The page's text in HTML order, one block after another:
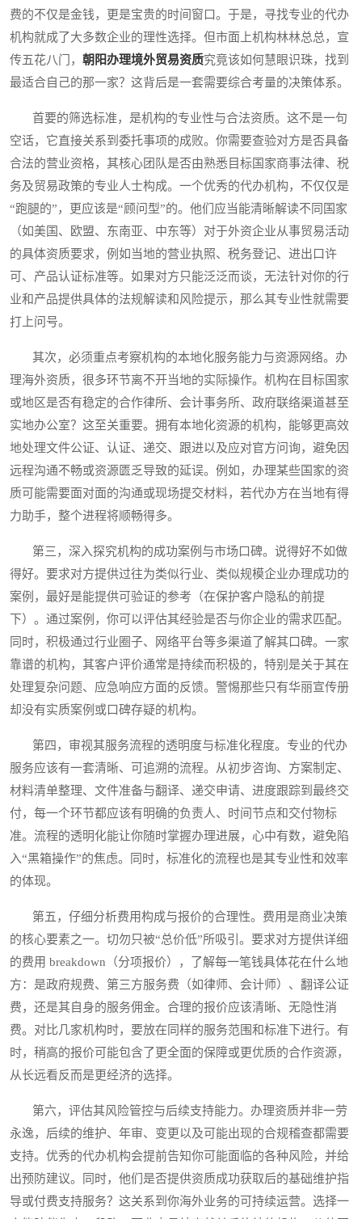
费的不仅是金钱，更是宝贵的时间窗口。于是，寻找专业的代办
机构就成了大多数企业的理性选择。但市面上机构林林总总，宣
传五花八门， 朝阳办理境外贸易资质究竟该如何慧眼识珠，找到
最适合自己的那一家？这背后是一套需要综合考量的决策体系。
首要的筛选标准，是机构的专业性与合法资质。这不是一句
空话，它直接关系到委托事项的成败。你需要查验对方是否具备
合法的营业资格，其核心团队是否由熟悉目标国家商事法律、税
务及贸易政策的专业人士构成。一个优秀的代办机构，不仅仅是
“跑腿的”，更应该是“顾问型”的。他们应当能清晰解读不同国家
（如美国、欧盟、东南亚、中东等）对于外资企业从事贸易活动
的具体资质要求，例如当地的营业执照、税务登记、进出口许
可、产品认证标准等。如果对方只能泛泛而谈，无法针对你的行
业和产品提供具体的法规解读和风险提示，那么其专业性就需要
打上问号。
其次，必须重点考察机构的本地化服务能力与资源网络。办
理海外资质，很多环节离不开当地的实际操作。机构在目标国家
或地区是否有稳定的合作律所、会计事务所、政府联络渠道甚至
实地办公室？这至关重要。拥有本地化资源的机构，能够更高效
地处理文件公证、认证、递交、跟进以及应对官方问询，避免因
远程沟通不畅或资源匮乏导致的延误。例如，办理某些国家的资
质可能需要面对面的沟通或现场提交材料，若代办方在当地有得
力助手，整个进程将顺畅得多。
第三，深入探究机构的成功案例与市场口碑。说得好不如做
得好。要求对方提供过往为类似行业、类似规模企业办理成功的
案例，最好是能提供可验证的参考（在保护客户隐私的前提
下）。通过案例，你可以评估其经验是否与你企业的需求匹配。
同时，积极通过行业圈子、网络平台等多渠道了解其口碑。一家
靠谱的机构，其客户评价通常是持续而积极的，特别是关于其在
处理复杂问题、应急响应方面的反馈。警惕那些只有华丽宣传册
却没有实质案例或口碑存疑的机构。
第四，审视其服务流程的透明度与标准化程度。专业的代办
服务应该有一套清晰、可追溯的流程。从初步咨询、方案制定、
材料清单整理、文件准备与翻译、递交申请、进度跟踪到最终交
付，每一个环节都应该有明确的负责人、时间节点和交付物标
准。流程的透明化能让你随时掌握办理进展，心中有数，避免陷
入“黑箱操作”的焦虑。同时，标准化的流程也是其专业性和效率
的体现。
第五，仔细分析费用构成与报价的合理性。费用是商业决策
的核心要素之一。切勿只被“总价低”所吸引。要求对方提供详细
的费用 breakdown（分项报价），了解每一笔钱具体花在什么地
方：是政府规费、第三方服务费（如律师、会计师）、翻译公证
费，还是其自身的服务佣金。合理的报价应该清晰、无隐性消
费。对比几家机构时，要放在同样的服务范围和标准下进行。有
时，稍高的报价可能包含了更全面的保障或更优质的合作资源，
从长远看反而是更经济的选择。
第六，评估其风险管控与后续支持能力。办理资质并非一劳
永逸，后续的维护、年审、变更以及可能出现的合规稽查都需要
支持。优秀的代办机构会提前告知你可能面临的各种风险，并给
出预防建议。同时，他们是否提供资质成功获取后的基础维护指
导或付费支持服务？这关系到你海外业务的可持续运营。选择一